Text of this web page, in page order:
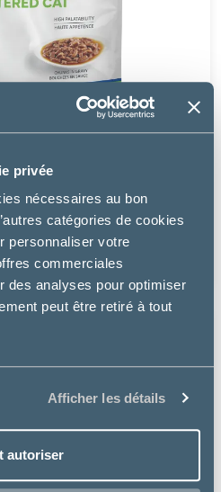
privée
nécessaires au bon
catégories de cookies
personnaliser votre
commerciales
des analyses pour optimiser
peut être retiré à tout
Afficher les détails
autoriser
Virbac
SACHET - CHAT
€